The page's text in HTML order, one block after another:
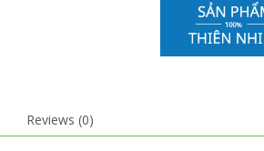
Reviews (0)